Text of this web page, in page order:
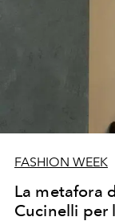
FASHION WEEK
La metafora
Cucinelli per